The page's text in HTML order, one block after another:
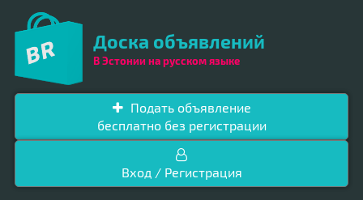
Доска объявлений
В Эстонии на русском языке
Подать объявление
бесплатно без регистрации
Вход / Регистрация